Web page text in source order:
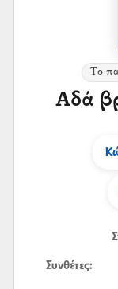
Το
Αδά
Συνθέτες: